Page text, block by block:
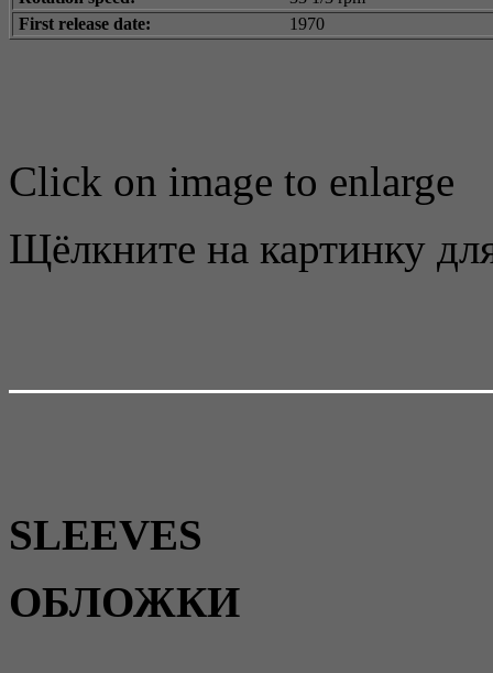
First release date:
1970
Click on image to enlarge
Щёлкните на картинку
SLEEVES
ОБЛОЖКИ